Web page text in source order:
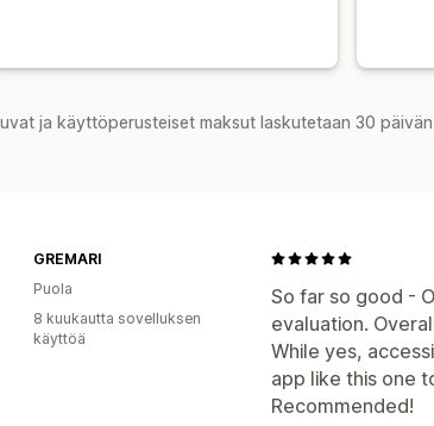
ja käyttöperusteiset maksut laskutetaan 30 päivän
So far so good -
evaluation.
While yes,
app like this one
Recommended!
GREMARI
Puola
8 kuukautta sovelluksen
käyttöä